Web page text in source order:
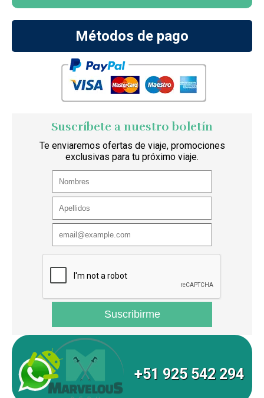
Métodos de pago
Suscríbete a nuestro boletín
Te enviaremos ofertas de viaje, promociones
exclusivas para tu próximo viaje.
+51 925 542 294